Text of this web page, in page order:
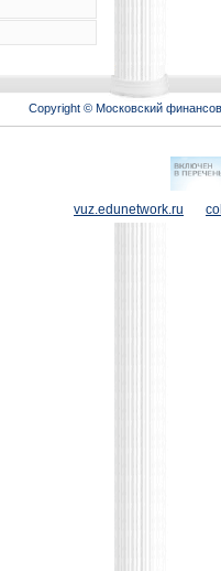
Copyright © Московский
vuz.edunetwork.ru